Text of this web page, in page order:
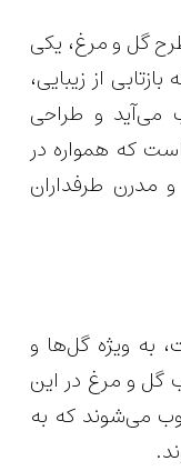
طرح گل و مرغ، یکی
از زیبایی،
می‌آید و طراحی
که همواره در
مدرن طرفداران
به ویژه گل‌ها و
گل و مرغ در این
می‌شوند که به